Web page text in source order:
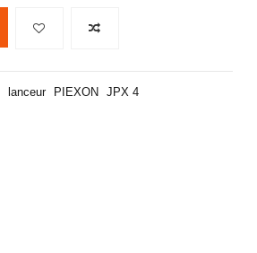
lanceur PIEXON JPX 4